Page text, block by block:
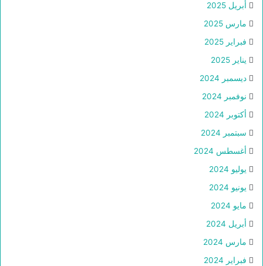
أبريل 2025
مارس 2025
فبراير 2025
يناير 2025
ديسمبر 2024
نوفمبر 2024
أكتوبر 2024
سبتمبر 2024
أغسطس 2024
يوليو 2024
يونيو 2024
مايو 2024
أبريل 2024
مارس 2024
فبراير 2024